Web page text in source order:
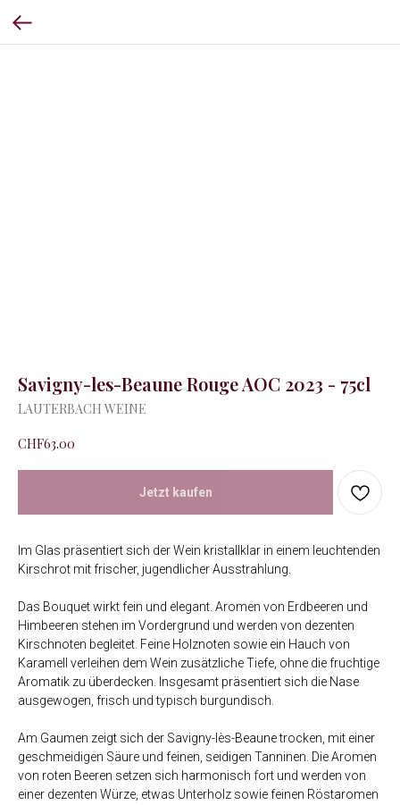
Savigny-les-Beaune Rouge AOC 2023 - 75cl
LAUTERBACH WEINE
CHF63.00
Jetzt kaufen
Im Glas präsentiert sich der Wein kristallklar in einem leuchtenden
Kirschrot mit frischer, jugendlicher Ausstrahlung.
Das Bouquet wirkt fein und elegant. Aromen von Erdbeeren und
Himbeeren stehen im Vordergrund und werden von dezenten
Kirschnoten begleitet. Feine Holznoten sowie ein Hauch von
Karamell verleihen dem Wein zusätzliche Tiefe, ohne die fruchtige
Aromatik zu überdecken. Insgesamt präsentiert sich die Nase
ausgewogen, frisch und typisch burgundisch.
Am Gaumen zeigt sich der Savigny-lès-Beaune trocken, mit einer
geschmeidigen Säure und feinen, seidigen Tanninen. Die Aromen
von roten Beeren setzen sich harmonisch fort und werden von
einer dezenten Würze, etwas Unterholz sowie feinen Röstaromen